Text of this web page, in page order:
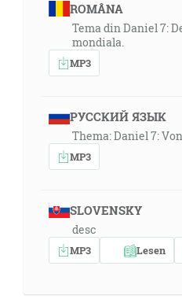
ROMÂNA
Tema din Daniel 7:
mondiala.
MP3
РУССКИЙ ЯЗЫК
Thema: Daniel 7:
MP3
SLOVENSKY
desc
MP3 Lesen